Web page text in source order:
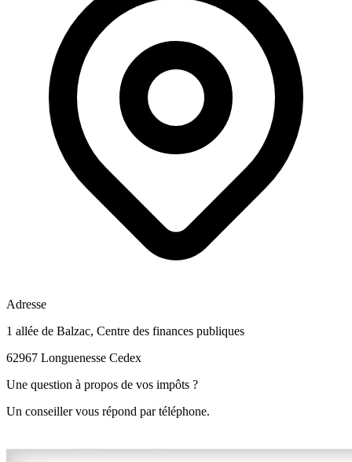
Adresse
1 allée de Balzac, Centre des finances publiques
62967 Longuenesse Cedex
Une question à propos de vos impôts ?
Un conseiller vous répond par téléphone.